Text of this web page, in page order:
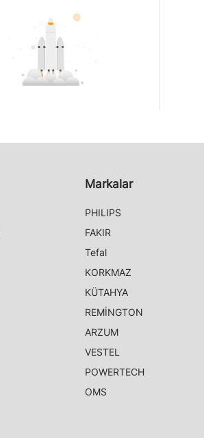
Markalar
PHILIPS
FAKIR
Tefal
KORKMAZ
KÜTAHYA
REMİNGTON
ARZUM
VESTEL
POWERTECH
OMS